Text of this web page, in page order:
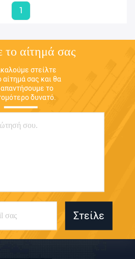
1
το αίτημά σας
στείλτε
αίτημά σας και θα
το
δυνατό.
Στείλε